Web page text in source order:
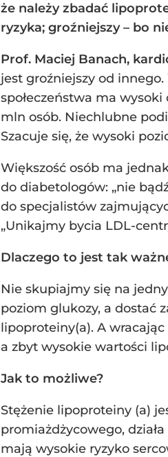
że należy zbadać
ryzyka; groźniejszy – bo
Prof. Maciej Banach,
jest groźniejszy od
społeczeństwa ma
mln osób. Niechlubne
Szacuje się, że wysoki
Większość osób ma
do diabetologów: „nie
do specjalistów
„Unikajmy bycia LDL-
Dlaczego to jest tak
Nie skupiajmy się na
poziom glukozy, a dostać
lipoproteiny(a). A
a zbyt wysokie wartości
Jak to możliwe?
Stężenie lipoproteiny (a)
promiażdżycowego,
mają wysokie ryzyko